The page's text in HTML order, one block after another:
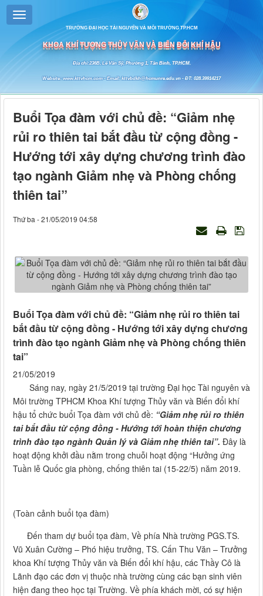
TRƯỜNG ĐẠI HỌC TÀI NGUYÊN VÀ MÔI TRƯỜNG TP.HCM
KHOA KHÍ TƯỢNG THỦY VĂN VÀ BIẾN ĐỔI KHÍ HẬU
Địa chỉ:236B, Lê Văn Sỹ, Phường 1, Tân Bình, TP.HCM.
Website: www.kttvhcm.com - Email: kttvbdkh@hcmunre.edu.vn - ĐT: 028.39914217
Buổi Tọa đàm với chủ đề: “Giảm nhẹ
rủi ro thiên tai bắt đầu từ cộng đồng -
Hướng tới xây dựng chương trình đào
tạo ngành Giảm nhẹ và Phòng chống
thiên tai”
Thứ ba - 21/05/2019 04:58
Buổi Tọa đàm với chủ đề: “Giảm nhẹ rủi ro thiên tai
bắt đầu từ cộng đồng - Hướng tới xây dựng chương
trình đào tạo ngành Giảm nhẹ và Phòng chống thiên
tai”
21/05/2019
Sáng nay, ngày 21/5/2019 tại trường Đại học Tài nguyên và
Môi trường TPHCM Khoa Khí tượng Thủy văn và Biến đổi khí
hậu tổ chức buổi Tọa đàm với chủ đề: “Giảm nhẹ rủi ro thiên
tai bắt đầu từ cộng đồng - Hướng tới hoàn thiện chương
trình đào tạo ngành Quản lý và Giảm nhẹ thiên tai”. Đây là
hoạt động khởi đầu nằm trong chuỗi hoạt động “Hưởng ứng
Tuần lễ Quốc gia phòng, chống thiên tai (15-22/5) năm 2019.
(Toàn cảnh buổi tọa đàm)
Đến tham dự buổi tọa đàm, Về phía Nhà trường PGS.TS.
Vũ Xuân Cường – Phó hiệu trưởng, TS. Cấn Thu Văn – Trưởng
khoa Khí tượng Thủy văn và Biến đổi khí hậu, các Thầy Cô là
Lãnh đạo các đơn vị thuộc nhà trường cùng các bạn sinh viên
hiện đang theo học tại Trường. Về phía khách mời, có sự hiện